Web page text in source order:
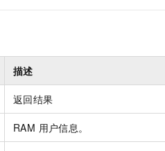
描述
返回结果
RAM 用户信息。